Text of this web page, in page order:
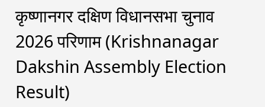
कृष्णानगर दक्षिण विधानसभा चुनाव
2026 परिणाम (Krishnanagar
Dakshin Assembly Election
Result)